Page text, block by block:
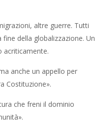
altre guerre. Tutti
della globalizzazione. Un
acriticamente.
anche un appello per
Costituzione».
che freni il dominio